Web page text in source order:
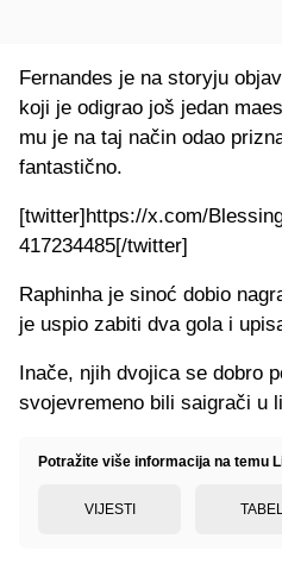
Fernandes je na storyju
koji je odigrao još jedan
mu je na taj način odao
fantastično.
[twitter]https://x.com/
417234485[/twitter]
Raphinha je sinoć dobio
je uspio zabiti dva gola i
Inače, njih dvojica se dobro
svojevremeno bili saigrači u
Potražite više informacija na temu
VIJESTI